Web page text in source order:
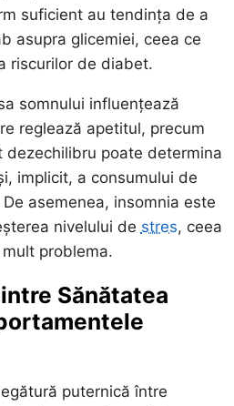
suficient au tendința de a
asupra glicemiei, ceea ce
riscurilor de diabet.
somnului influențează
reglează apetitul, precum
dezechilibru poate determina
implicit, a consumului de
asemenea, insomnia este
nivelului de stres, ceea
problema.
Sănătatea
puternică între